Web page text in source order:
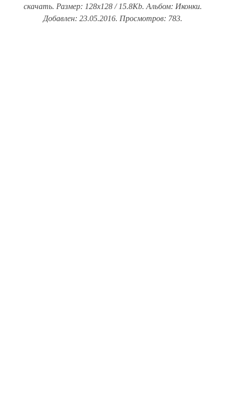
скачать. Размер: 128x128 / 15.8Kb. Альбом: Иконки.
Добавлен: 23.05.2016. Просмотров: 783.